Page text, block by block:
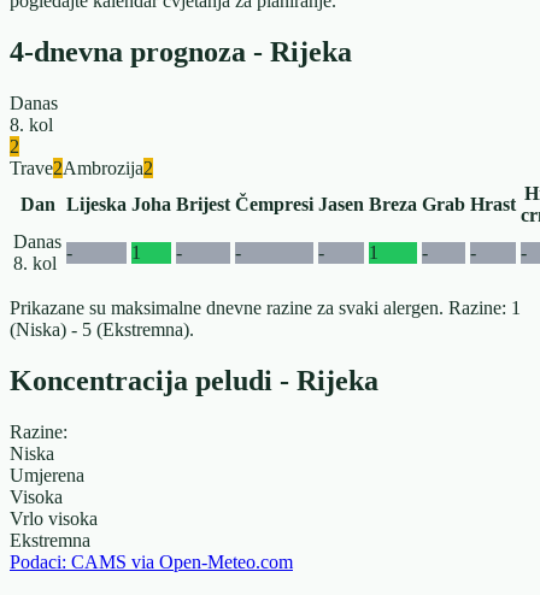
4-dnevna prognoza - Rijeka
Danas
8. kol
2
Trave2Ambrozija2
Dan Lijeska Joha Brijest Čempresi Jasen Breza Grab Hrast
Danas
8. kol
- 1 - - - 1 - - -
Prikazane su maksimalne dnevne razine za svaki alergen. Razine: 1
(Niska) - 5 (Ekstremna).
Koncentracija peludi - Rijeka
Razine:
Niska
Umjerena
Visoka
Vrlo visoka
Ekstremna
Podaci: CAMS via Open-Meteo.com